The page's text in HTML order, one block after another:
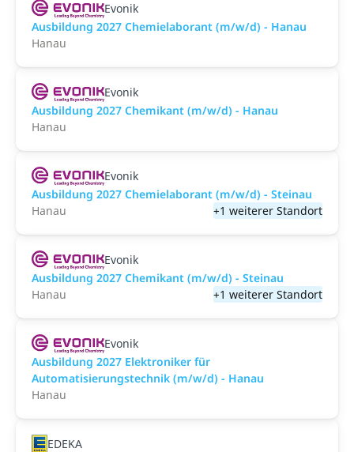
Evonik
Ausbildung 2027 Chemielaborant (m/w/d) - Hanau
Hanau
Evonik
Ausbildung 2027 Chemikant (m/w/d) - Hanau
Hanau
Evonik
Ausbildung 2027 Chemielaborant (m/w/d) - Steinau
Hanau
+1 weiterer Standort
Evonik
Ausbildung 2027 Chemikant (m/w/d) - Steinau
Hanau
+1 weiterer Standort
Evonik
Ausbildung 2027 Elektroniker für
Automatisierungstechnik (m/w/d) - Hanau
Hanau
EDEKA